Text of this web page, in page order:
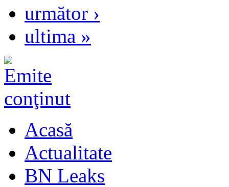
următor ›
ultima »
Acasă
Actualitate
BN Leaks